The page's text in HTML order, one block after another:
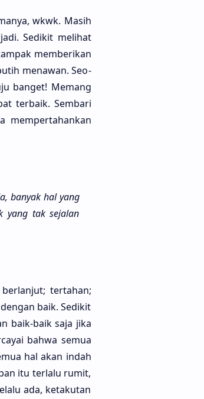
wkwk. Masih
Sedi­kit meli­hat
memberi­kan
mena­wan. Seo­
banget! Memang
ter­baik. Semba­ri
mempertahan­kan
banyak hal yang
yang tak seja­lan
tertahan;
baik. Sedikit
baik-baik saja jika
bahwa semua
hal akan indah
itu terlalu rumit,
ada, ketakutan